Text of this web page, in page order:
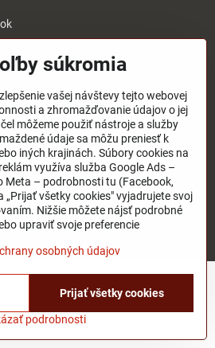
2026Copyright
Zásady ochrany osobných údajov
objednávky
súkromia
vašej návštevy tejto webovej
a zhromažďovanie údajov o jej
môžeme použiť nástroje a služby
údaje sa môžu preniesť k
iných krajinách. Súbory cookies na
využíva služba Google Ads –
Meta – podrobnosti tu (Facebook,
všetky cookies" vyjadrujete svoj
Nižšie môžete nájsť podrobné
upraviť svoje preferencie
osobných údajov
podrobnosti
Prijať všetky cookies